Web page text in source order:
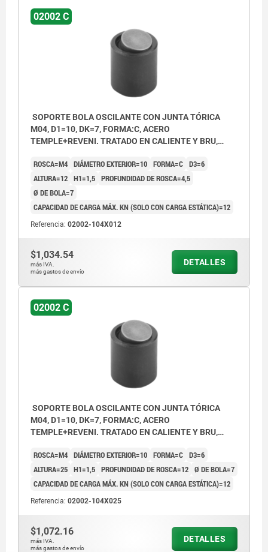
02002 C
SOPORTE BOLA OSCILANTE CON JUNTA TÓRICA
M04, D1=10, DK=7, FORMA:C, ACERO
TEMPLE+REVENI. TRATADO EN CALIENTE Y BRU,
BRUÑIDO
ROSCA=M4 DIÁMETRO EXTERIOR=10 FORMA=C D3=6
ALTURA=12 H1=1,5 PROFUNDIDAD DE ROSCA=4,5
Ø DE BOLA=7
CAPACIDAD DE CARGA MÁX. KN (SOLO CON CARGA ESTÁTICA)=12
Referencia: 02002-104X012
$1,034.54
más IVA.
más gastos de envío
DETALLES
02002 C
SOPORTE BOLA OSCILANTE CON JUNTA TÓRICA
M04, D1=10, DK=7, FORMA:C, ACERO
TEMPLE+REVENI. TRATADO EN CALIENTE Y BRU,
BRUÑIDO
ROSCA=M4 DIÁMETRO EXTERIOR=10 FORMA=C D3=6
ALTURA=25 H1=1,5 PROFUNDIDAD DE ROSCA=12 Ø DE BOLA=7
CAPACIDAD DE CARGA MÁX. KN (SOLO CON CARGA ESTÁTICA)=12
Referencia: 02002-104X025
$1,072.16
más IVA.
más gastos de envío
DETALLES